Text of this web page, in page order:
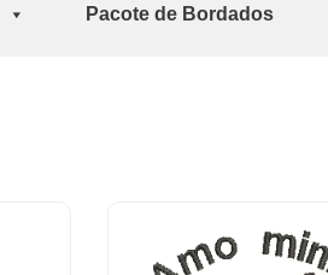
Pacote de Bordados